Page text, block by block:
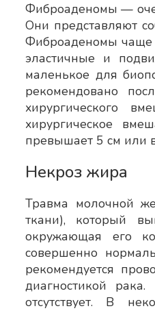
Фиброаденомы —
Они представляют
Фиброаденомы чаще
эластичные и
маленькое для
рекомендовано
хирургического
хирургическое
превышает 5 см или
Некроз жира
Травма молочной
ткани), который
окружающая его
совершенно
рекомендуется
диагностикой
отсутствует. В